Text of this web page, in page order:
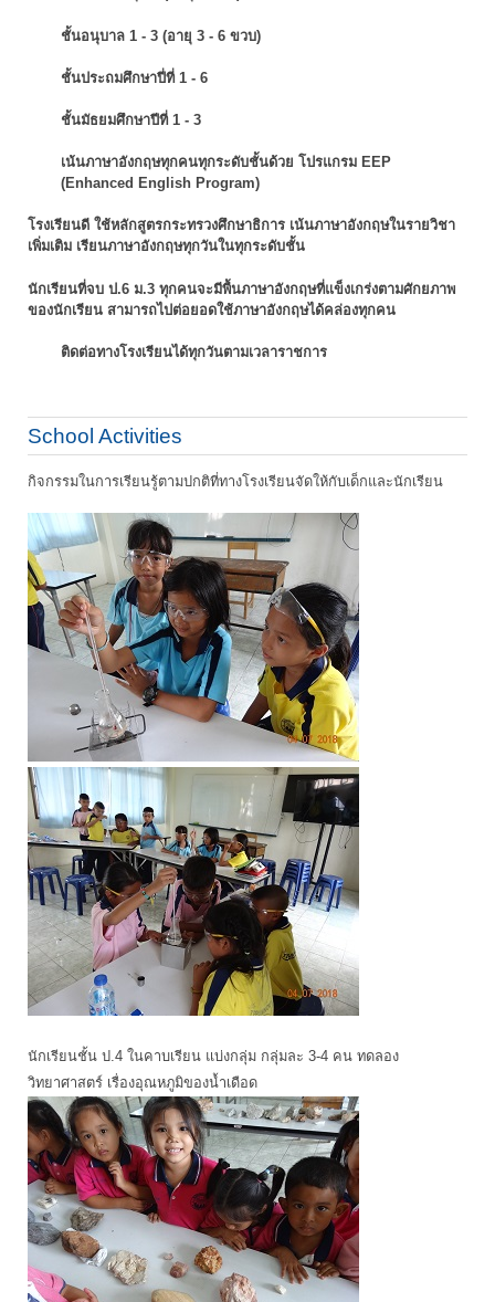
ชั้นอนุบาล 1 - 3 (อายุ 3 - 6 ขวบ)
ชั้นประถมศึกษาปี่ที่ 1 - 6
ชั้นมัธยมศึกษาปีที่ 1 - 3
เน้นภาษาอังกฤษทุกคนทุกระดับชั้นด้วย โปรแกรม EEP
(Enhanced English Program)
โรงเรียนดี ใช้หลักสูตรกระทรวงศึกษาธิการ เน้นภาษาอังกฤษในรายวิชา
เพิ่มเติม เรียนภาษาอังกฤษทุกวันในทุกระดับชั้น
นักเรียนที่จบ ป.6 ม.3 ทุกคนจะมีพื้นภาษาอังกฤษที่แข็งเกร่งตามศักยภาพ
ของนักเรียน สามารถไปต่อยอดใช้ภาษาอังกฤษได้คล่องทุกคน
ติดต่อทางโรงเรียนได้ทุกวันตามเวลาราชการ
School Activities
กิจกรรมในการเรียนรู้ตามปกติที่ทางโรงเรียนจัดให้กับเด็กและนักเรียน
นักเรียนชั้น ป.4 ในคาบเรียน แบ่งกลุ่ม กลุ่มละ 3-4 คน ทดลอง
วิทยาศาสตร์ เรื่องอุณหภูมิของน้ำเดือด